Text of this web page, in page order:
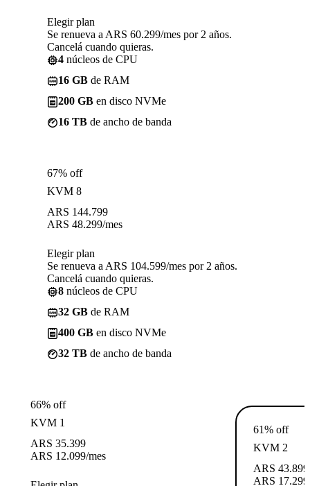
Elegir plan
Se renueva a ARS 60.299/mes por 2 años.
Cancelá cuando quieras.
4 núcleos de CPU
16 GB de RAM
200 GB en disco NVMe
16 TB de ancho de banda
67% off
KVM 8
ARS 144.799
ARS 48.299/mes
Elegir plan
Se renueva a ARS 104.599/mes por 2 años.
Cancelá cuando quieras.
8 núcleos de CPU
32 GB de RAM
400 GB en disco NVMe
32 TB de ancho de banda
66% off
KVM 1
ARS 35.399
ARS 12.099/mes
61% off
KVM 2
ARS 43.899
ARS 17.299